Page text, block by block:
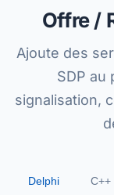
Offre /
Ajoute des
SDP au
signalisation,
Delphi C++